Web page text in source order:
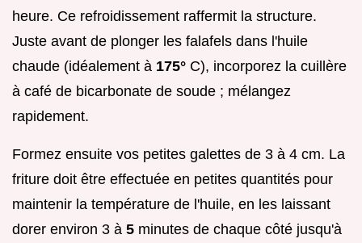
heure. Ce refroidissement raffermit la structure.
Juste avant de plonger les falafels dans l'huile
chaude (idéalement à 175° C), incorporez la cuillère
à café de bicarbonate de soude ; mélangez
rapidement.
Formez ensuite vos petites galettes de 3 à 4 cm. La
friture doit être effectuée en petites quantités pour
maintenir la température de l'huile, en les laissant
dorer environ 3 à 5 minutes de chaque côté jusqu'à